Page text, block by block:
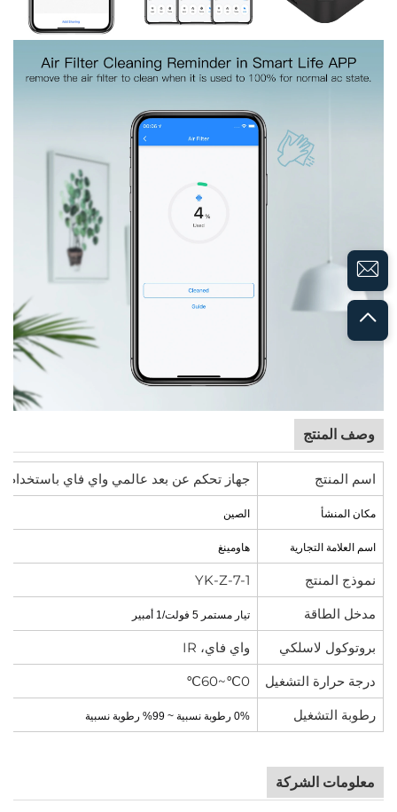
وصف المنتج
اسم المنتج جهاز تحكم عن بعد عالمي واي فاي باستخدام
مكان المنشأ الصين
اسم العلامة التجارية هاومينغ
نموذج المنتج
YK-Z-7-1
مدخل الطاقة
تيار مستمر 5 فولت/1 أمبير
بروتوكول لاسلكي
واي فاي، IR
درجة حرارة التشغيل
0℃~60℃
رطوبة التشغيل
0% رطوبة نسبية ~ 99% رطوبة نسبية
معلومات الشركة